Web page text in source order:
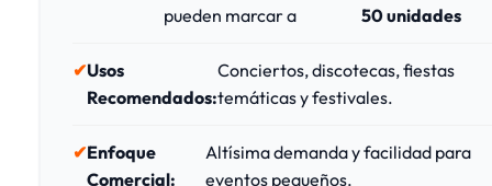
pueden marcar a
50 unidades
Usos
Recomendados:
Conciertos, discotecas, fiestas
temáticas y festivales.
Enfoque
Comercial:
Altísima demanda y facilidad para
eventos pequeños.